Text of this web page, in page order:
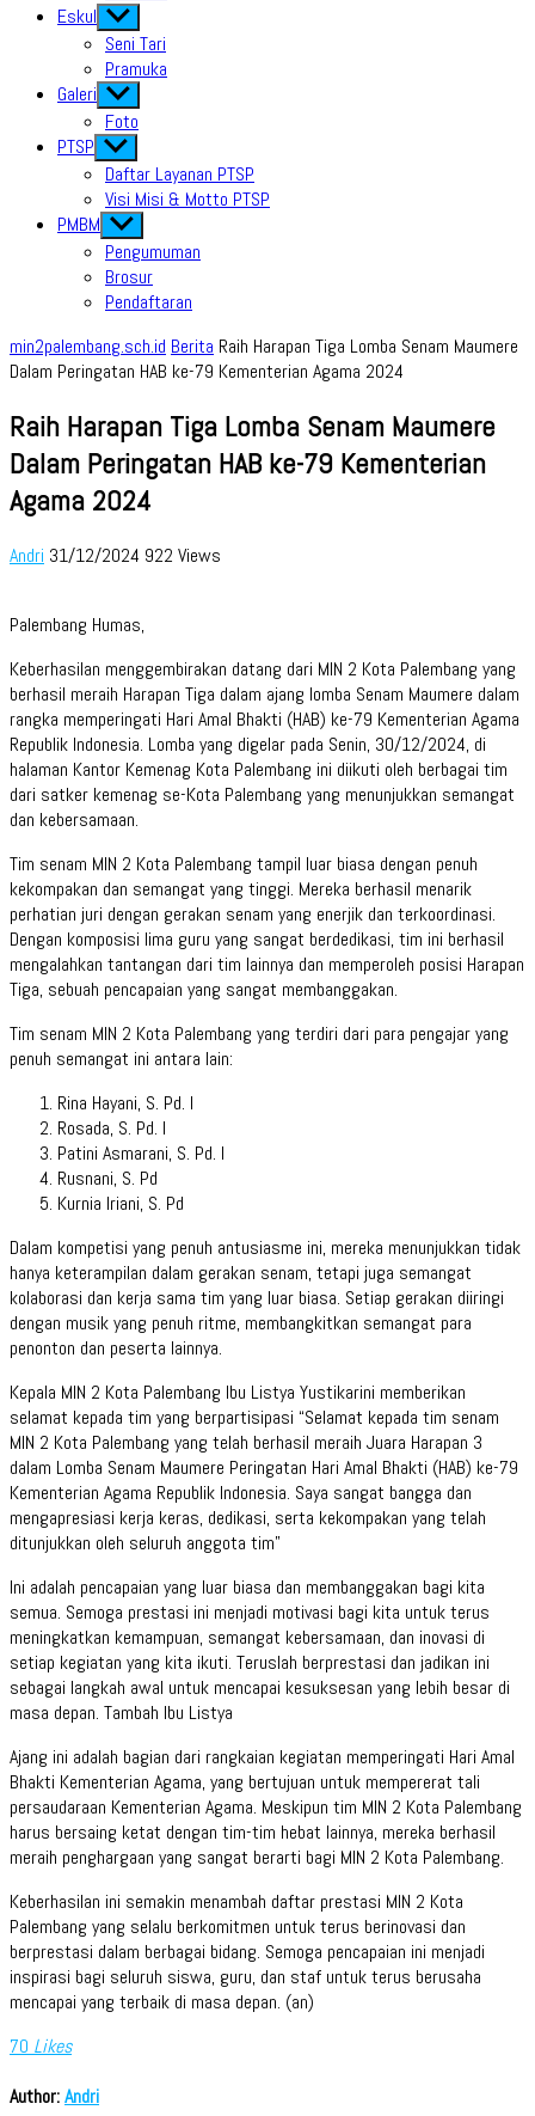
Eskul Show
sub
menu
Seni Tari
Pramuka
Galeri Show
sub
menu
Foto
PTSP Show
sub
menu
Daftar Layanan PTSP
Visi Misi & Motto PTSP
PMBM Show
sub
menu
Pengumuman
Brosur
Pendaftaran
min2palembang.sch.id Berita Raih Harapan Tiga Lomba Senam Maumere
Dalam Peringatan HAB ke-79 Kementerian Agama 2024
Raih Harapan Tiga Lomba Senam Maumere
Dalam Peringatan HAB ke-79 Kementerian
Agama 2024
Andri 31/12/2024 922 Views
Palembang Humas,
Keberhasilan menggembirakan datang dari MIN 2 Kota Palembang yang
berhasil meraih Harapan Tiga dalam ajang lomba Senam Maumere dalam
rangka memperingati Hari Amal Bhakti (HAB) ke-79 Kementerian Agama
Republik Indonesia. Lomba yang digelar pada Senin, 30/12/2024, di
halaman Kantor Kemenag Kota Palembang ini diikuti oleh berbagai tim
dari satker kemenag se-Kota Palembang yang menunjukkan semangat
dan kebersamaan.
Tim senam MIN 2 Kota Palembang tampil luar biasa dengan penuh
kekompakan dan semangat yang tinggi. Mereka berhasil menarik
perhatian juri dengan gerakan senam yang enerjik dan terkoordinasi.
Dengan komposisi lima guru yang sangat berdedikasi, tim ini berhasil
mengalahkan tantangan dari tim lainnya dan memperoleh posisi Harapan
Tiga, sebuah pencapaian yang sangat membanggakan.
Tim senam MIN 2 Kota Palembang yang terdiri dari para pengajar yang
penuh semangat ini antara lain:
Rina Hayani, S. Pd. I
Rosada, S. Pd. I
Patini Asmarani, S. Pd. I
Rusnani, S. Pd
Kurnia Iriani, S. Pd
Dalam kompetisi yang penuh antusiasme ini, mereka menunjukkan tidak
hanya keterampilan dalam gerakan senam, tetapi juga semangat
kolaborasi dan kerja sama tim yang luar biasa. Setiap gerakan diiringi
dengan musik yang penuh ritme, membangkitkan semangat para
penonton dan peserta lainnya.
Kepala MIN 2 Kota Palembang Ibu Listya Yustikarini memberikan
selamat kepada tim yang berpartisipasi “Selamat kepada tim senam
MIN 2 Kota Palembang yang telah berhasil meraih Juara Harapan 3
dalam Lomba Senam Maumere Peringatan Hari Amal Bhakti (HAB) ke-79
Kementerian Agama Republik Indonesia. Saya sangat bangga dan
mengapresiasi kerja keras, dedikasi, serta kekompakan yang telah
ditunjukkan oleh seluruh anggota tim”
Ini adalah pencapaian yang luar biasa dan membanggakan bagi kita
semua. Semoga prestasi ini menjadi motivasi bagi kita untuk terus
meningkatkan kemampuan, semangat kebersamaan, dan inovasi di
setiap kegiatan yang kita ikuti. Teruslah berprestasi dan jadikan ini
sebagai langkah awal untuk mencapai kesuksesan yang lebih besar di
masa depan. Tambah Ibu Listya
Ajang ini adalah bagian dari rangkaian kegiatan memperingati Hari Amal
Bhakti Kementerian Agama, yang bertujuan untuk mempererat tali
persaudaraan Kementerian Agama. Meskipun tim MIN 2 Kota Palembang
harus bersaing ketat dengan tim-tim hebat lainnya, mereka berhasil
meraih penghargaan yang sangat berarti bagi MIN 2 Kota Palembang.
Keberhasilan ini semakin menambah daftar prestasi MIN 2 Kota
Palembang yang selalu berkomitmen untuk terus berinovasi dan
berprestasi dalam berbagai bidang. Semoga pencapaian ini menjadi
inspirasi bagi seluruh siswa, guru, dan staf untuk terus berusaha
mencapai yang terbaik di masa depan. (an)
70 Likes
Author:Andri